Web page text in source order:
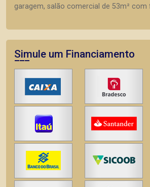
garagem, salão comercial de 53m² com
Simule um Financiamento